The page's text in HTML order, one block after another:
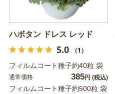
ハボタン ドレス レッド
5.0 （1）
フィルムコート種子約40粒 袋
通常価格 385円 (税込)
フィルムコート種子約500粒 袋